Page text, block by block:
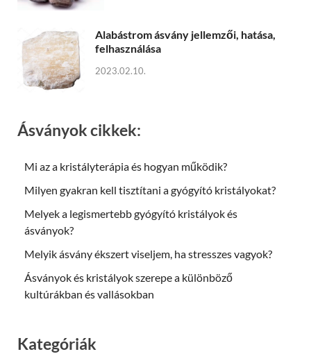
Alabástrom ásvány jellemzői, hatása,
felhasználása
2023.02.10.
Ásványok cikkek:
Mi az a kristályterápia és hogyan működik?
Milyen gyakran kell tisztítani a gyógyító kristályokat?
Melyek a legismertebb gyógyító kristályok és
ásványok?
Melyik ásvány ékszert viseljem, ha stresszes vagyok?
Ásványok és kristályok szerepe a különböző
kultúrákban és vallásokban
Kategóriák